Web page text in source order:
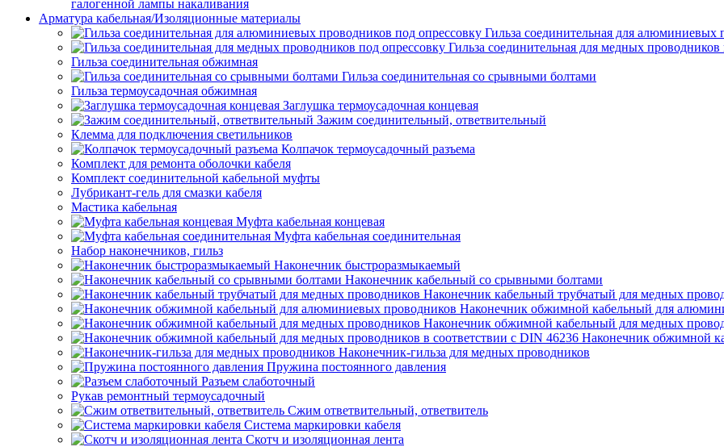
галогенной лампы накаливания
Арматура кабельная/Изоляционные материалы
Гильза соединительная для алюминиевых
Гильза соединительная для медных проводников
Гильза соединительная обжимная
Гильза соединительная со срывными болтами
Гильза термоусадочная обжимная
Заглушка термоусадочная концевая
Зажим соединительный, ответвительный
Клемма для подключения светильников
Колпачок термоусадочный разъема
Комплект для ремонта оболочки кабеля
Комплект соединительной кабельной муфты
Лубрикант-гель для смазки кабеля
Мастика кабельная
Муфта кабельная концевая
Муфта кабельная соединительная
Набор наконечников, гильз
Наконечник быстроразмыкаемый
Наконечник кабельный со срывными болтами
Наконечник кабельный трубчатый для медных
Наконечник обжимной кабельный для
Наконечник обжимной кабельный для медных
Наконечник обжимной
Наконечник-гильза для медных проводников
Пружина постоянного давления
Разъем слаботочный
Рукав ремонтный термоусадочный
Сжим ответвительный, ответвитель
Система маркировки кабеля
Скотч и изоляционная лента